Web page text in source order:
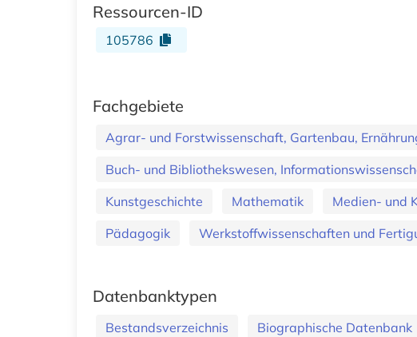
Ressourcen-ID
105786
Fachgebiete
Agrar- und Forstwissenschaft, Gartenbau,
Buch- und Bibliothekswesen,
Kunstgeschichte
Mathematik Medien- und
Pädagogik
Werkstoffwissenschaften und
Datenbanktypen
Bestandsverzeichnis Biographische Datenbank